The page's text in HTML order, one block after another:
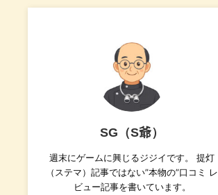
SG（S爺）
週末にゲームに興じるジジイです。 提灯
（ステマ）記事ではない”本物の”口コミ レ
ビュー記事を書いています。